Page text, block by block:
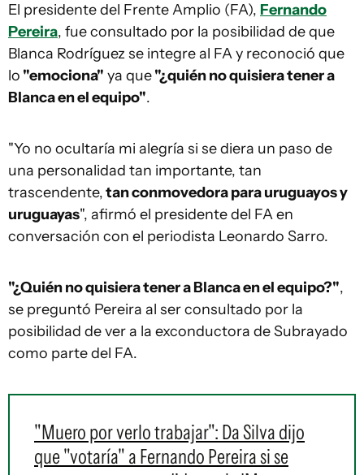
El presidente del Frente Amplio (FA), Fernando
Pereira, fue consultado por la posibilidad de que
Blanca Rodríguez se integre al FA y reconoció que
lo "emociona" ya que"¿quién no quisiera tener a
Blanca en el equipo".
"Yo no ocultaría mi alegría si se diera un paso de
una personalidad tan importante, tan
trascendente,tan conmovedora para uruguayos y
uruguayas", afirmó el presidente del FA en
conversación con el periodista Leonardo Sarro.
"¿Quién no quisiera tener a Blanca en el equipo?",
se preguntó Pereira al ser consultado por la
posibilidad de ver a la exconductora de Subrayado
como parte del FA.
"Muero por verlo trabajar": Da Silva dijo
que "votaría" a Fernando Pereira si se